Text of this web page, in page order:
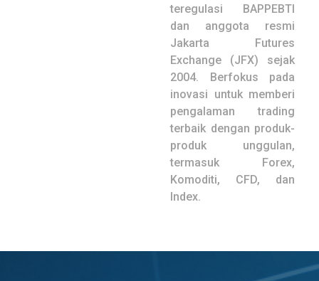
teregulasi BAPPEBTI
dan anggota resmi
Jakarta Futures
Exchange (JFX) sejak
2004. Berfokus pada
inovasi untuk memberi
pengalaman trading
terbaik dengan produk-
produk unggulan,
termasuk Forex,
Komoditi, CFD, dan
Index.